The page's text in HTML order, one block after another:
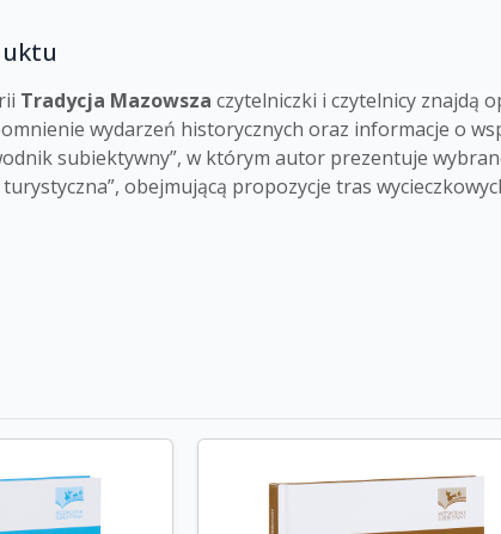
Tradycja Mazowsza czytelniczki i czytelnicy znajdą
wydarzeń historycznych oraz informacje o
subiektywny”, w którym autor prezentuje
obejmującą propozycje tras